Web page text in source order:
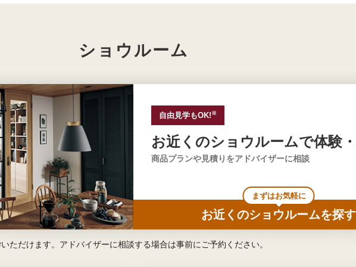
ショウルーム
自由見学もOK! ※
お近くのショウルームで体験
商品プランや見積りをアドバイザーに相談
まずはお気軽に
お近くのショウルームを探す
ただけます。アドバイザーに相談する場合は事前にご予約ください。